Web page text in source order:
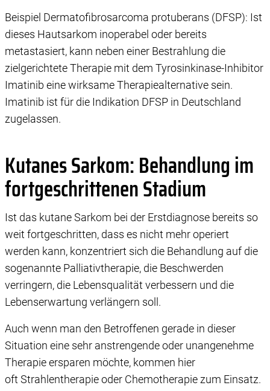
unteren Ecke klicken. Weitere Informationen finden Sie in
unserer Datenschutzerklärung.
Beispiel Dermatofibrosarcoma protuberans (DFSP): Ist
dieses Hautsarkom inoperabel oder bereits
metastasiert, kann neben einer Bestrahlung die
zielgerichtete Therapie mit dem Tyrosinkinase-Inhibitor
Imatinib eine wirksame Therapiealternative sein.
Imatinib ist für die Indikation DFSP in Deutschland
zugelassen.
Kutanes Sarkom: Behandlung im
fortgeschrittenen Stadium
Ist das kutane Sarkom bei der Erstdiagnose bereits so
weit fortgeschritten, dass es nicht mehr operiert
werden kann, konzentriert sich die Behandlung auf die
sogenannte Palliativtherapie, die Beschwerden
verringern, die Lebensqualität verbessern und die
Lebenserwartung verlängern soll.
Auch wenn man den Betroffenen gerade in dieser
Situation eine sehr anstrengende oder unangenehme
Therapie ersparen möchte, kommen hier
oft Strahlentherapie oder Chemotherapie zum Einsatz.